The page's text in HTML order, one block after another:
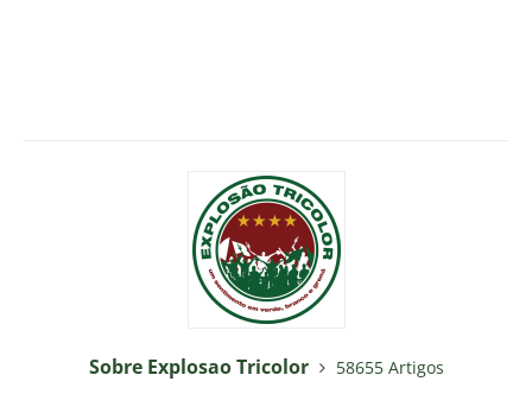
Sobre Explosao Tricolor
58655 Artigos